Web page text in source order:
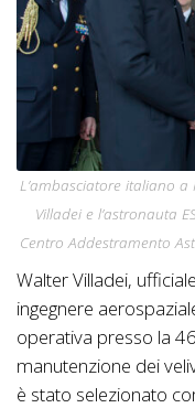
L’ambasciatore italiano
Villadei e l’astronauta
Centro Addestramento
Walter Villadei,
ingegnere
operativa presso la
manutenzione dei
è stato selezionato